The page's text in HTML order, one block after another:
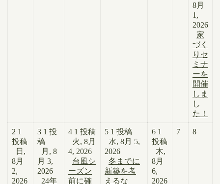
8月
1,
2026
家
づく
りセ
ミナ
ーを
開催
しま
し
た！
2 1
投稿
日,
8月
2,
2026
3 1 投
稿
月, 8
月 3,
2026
24年
4 1 投稿
火, 8月
4, 2026
台風シ
ーズン
前に確
5 1 投稿
水, 8月 5,
2026
冬までに
新築を考
えるな
6 1
投稿
木,
8月
6,
2026
7 8